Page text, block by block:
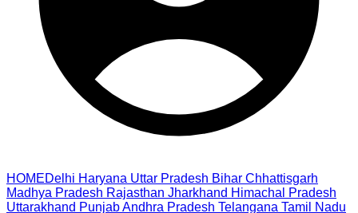
HOMEDelhi Haryana Uttar Pradesh Bihar Chhattisgarh
Madhya Pradesh Rajasthan Jharkhand Himachal Pradesh
Uttarakhand PunjabAndhra Pradesh Telangana Tamil Nadu